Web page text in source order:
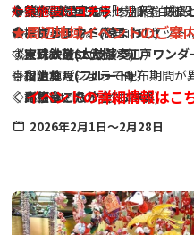
●キッチンカー
K-Flavors（ワッフル）
和晴れ（ジェラート）
m's kitchen（タコス）
日光つぼ焼き芋（焼き芋）
●体験ブース（予定）
手裏剣道場
〈東武鉄道〉スマートボールゲ
◇勢や(よさこい)
◇おさるランド(猿まわし)
◇宝珠太鼓(太鼓演奏)
◇川上葉月(フルート)
◇鬼祭會・八汐会(お神輿)
◇YOSHI(大道芸)
も体を温めて鬼怒川温泉をお楽
（各お部屋に１セット）プレ
※「福豆・ミニ鬼面」のセット
す。
※宿泊施設によって配布期間が
ください。
◆ ミニ鬼面は、『鬼』だらけ事
◆ 鬼怒川温泉内 「参加宿泊施
を提供します。
対象施設はコチラ！！
★周辺地域イベントのご案
《東武鉄道SL大樹×江戸ワンダ
ョン》
詳細はこちら★
《湯西川温泉かまくらまつり》
実施内容：沢口河川敷会場で
金・土・日曜日のみ
イベントの詳細情報は
2026年2月1日～2月28日